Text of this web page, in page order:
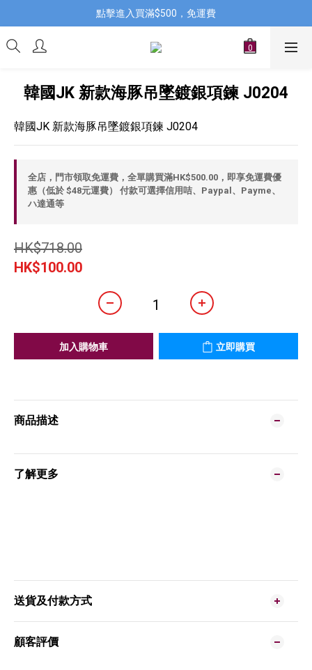
點擊進入買滿$500，免運費
韓國JK 新款海豚吊墜鍍銀項鍊 J0204
韓國JK 新款海豚吊墜鍍銀項鍊 J0204
全店，門市領取免運費，全單購買滿HK$500.00，即享免運費優
惠（低於 $48元運費） 付款可選擇信用咭、Paypal、Payme、
ハ達通等
HK$718.00
HK$100.00
加入購物車 立即購買
商品描述
了解更多
送貨及付款方式
顧客評價